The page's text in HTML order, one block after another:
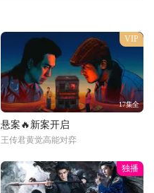
VIP
17集全
悬案🔥新案开启
王传君黄觉高能对弈
独播